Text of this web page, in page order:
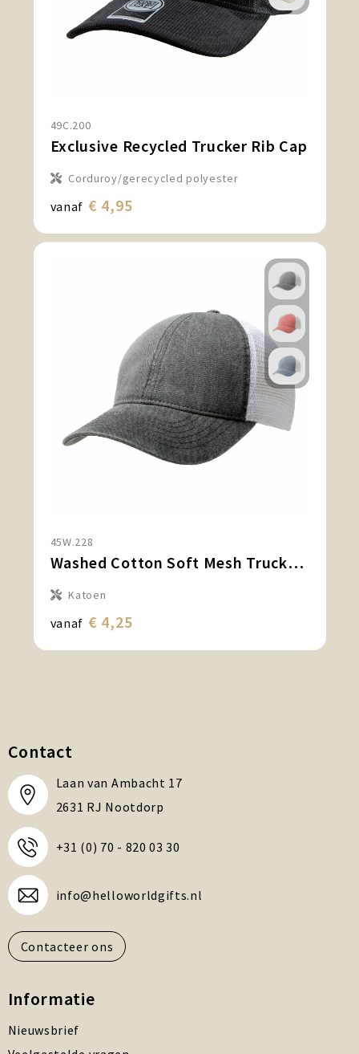
49C.200
Exclusive Recycled Trucker Rib Cap
Corduroy/gerecycled polyester
vanaf € 4,95
45W.228
Washed Cotton Soft Mesh Trucker Cap
Katoen
vanaf € 4,25
Contact
Laan van Ambacht 17
2631 RJ Nootdorp
+31 (0) 70 - 820 03 30
info@helloworldgifts.nl
Contacteer ons
Informatie
Nieuwsbrief